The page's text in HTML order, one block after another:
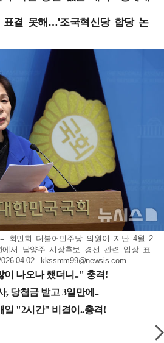
결 못해…'조국혁신당 합당 논
최민희 더불어민주당 의원이 지난 4월 2
서 남양주 시장후보 경선 관련 입장 표
kkssmm99@newsis.com